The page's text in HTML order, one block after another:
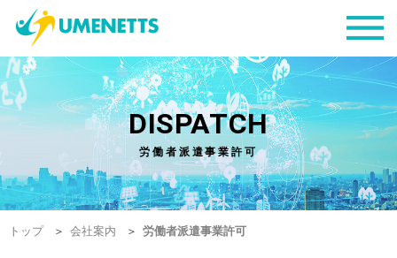
DISPATCH
労働者派遣事業許可
トップ 会社案内 労働者派遣事業許可